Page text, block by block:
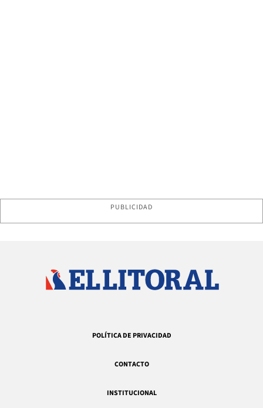
PUBLICIDAD
POLÍTICA DE PRIVACIDAD
CONTACTO
INSTITUCIONAL